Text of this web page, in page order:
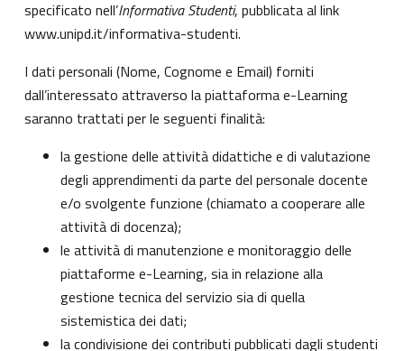
specificato nell’Informativa Studenti, pubblicata al link
www.unipd.it/informativa-studenti.
I dati personali (Nome, Cognome e Email) forniti
dall’interessato attraverso la piattaforma e-Learning
saranno trattati per le seguenti finalità:
la gestione delle attività didattiche e di valutazione
degli apprendimenti da parte del personale docente
e/o svolgente funzione (chiamato a cooperare alle
attività di docenza);
le attività di manutenzione e monitoraggio delle
piattaforme e-Learning, sia in relazione alla
gestione tecnica del servizio sia di quella
sistemistica dei dati;
la condivisione dei contributi pubblicati dagli studenti